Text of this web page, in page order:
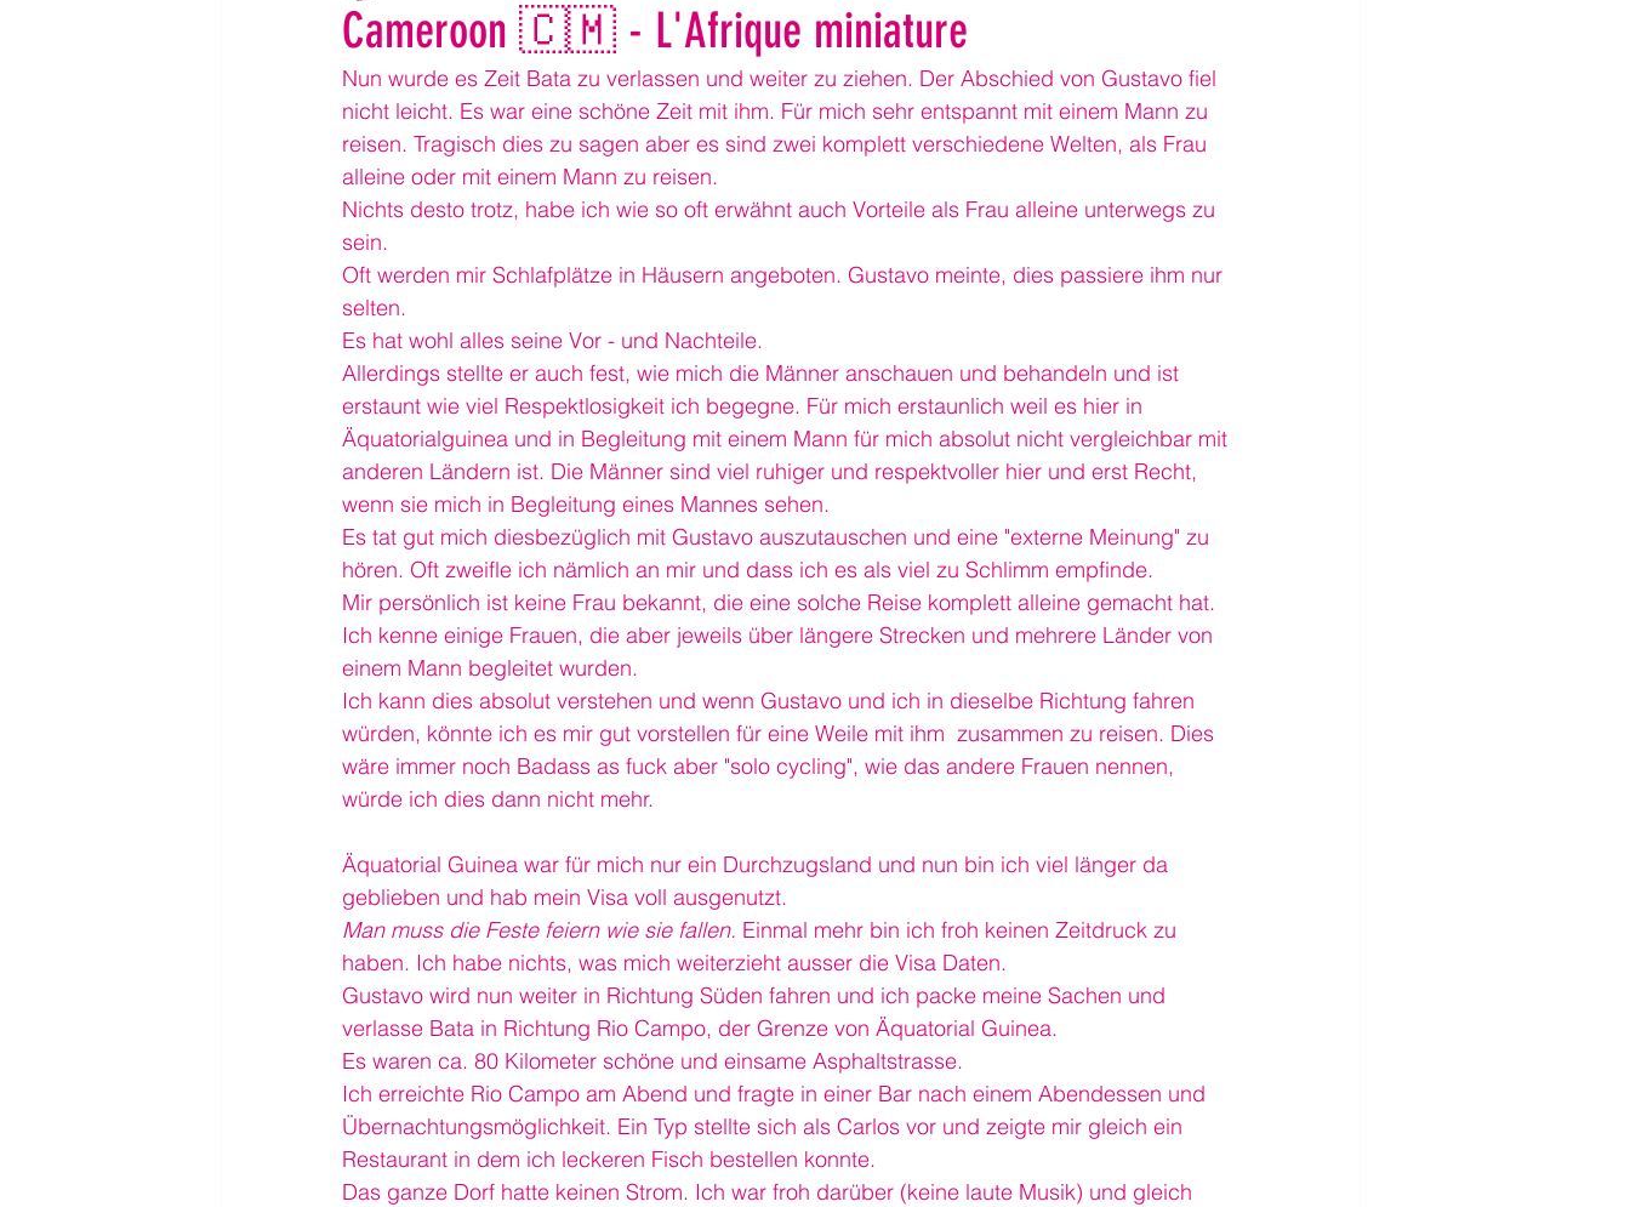
Cameroon 🇨🇲 - L'Afrique miniature
Nun wurde es Zeit Bata zu verlassen und weiter zu ziehen. Der Abschied von Gustavo fiel
nicht leicht. Es war eine schöne Zeit mit ihm. Für mich sehr entspannt mit einem Mann zu
reisen. Tragisch dies zu sagen aber es sind zwei komplett verschiedene Welten, als Frau
alleine oder mit einem Mann zu reisen.
Nichts desto trotz, habe ich wie so oft erwähnt auch Vorteile als Frau alleine unterwegs zu
sein.
Oft werden mir Schlafplätze in Häusern angeboten. Gustavo meinte, dies passiere ihm nur
selten.
Es hat wohl alles seine Vor - und Nachteile.
Allerdings stellte er auch fest, wie mich die Männer anschauen und behandeln und ist
erstaunt wie viel Respektlosigkeit ich begegne. Für mich erstaunlich weil es hier in
Äquatorialguinea und in Begleitung mit einem Mann für mich absolut nicht vergleichbar mit
anderen Ländern ist. Die Männer sind viel ruhiger und respektvoller hier und erst Recht,
wenn sie mich in Begleitung eines Mannes sehen.
Es tat gut mich diesbezüglich mit Gustavo auszutauschen und eine "externe Meinung" zu
hören. Oft zweifle ich nämlich an mir und dass ich es als viel zu Schlimm empfinde.
Mir persönlich ist keine Frau bekannt, die eine solche Reise komplett alleine gemacht hat.
Ich kenne einige Frauen, die aber jeweils über längere Strecken und mehrere Länder von
einem Mann begleitet wurden.
Ich kann dies absolut verstehen und wenn Gustavo und ich in dieselbe Richtung fahren
würden, könnte ich es mir gut vorstellen für eine Weile mit ihm  zusammen zu reisen. Dies
wäre immer noch Badass as fuck aber "solo cycling", wie das andere Frauen nennen,
würde ich dies dann nicht mehr.
Äquatorial Guinea war für mich nur ein Durchzugsland und nun bin ich viel länger da
geblieben und hab mein Visa voll ausgenutzt.
Man muss die Feste feiern wie sie fallen. Einmal mehr bin ich froh keinen Zeitdruck zu
haben. Ich habe nichts, was mich weiterzieht ausser die Visa Daten.
Gustavo wird nun weiter in Richtung Süden fahren und ich packe meine Sachen und
verlasse Bata in Richtung Rio Campo, der Grenze von Äquatorial Guinea.
Es waren ca. 80 Kilometer schöne und einsame Asphaltstrasse.
Ich erreichte Rio Campo am Abend und fragte in einer Bar nach einem Abendessen und
Übernachtungsmöglichkeit. Ein Typ stellte sich als Carlos vor und zeigte mir gleich ein
Restaurant in dem ich leckeren Fisch bestellen konnte.
Das ganze Dorf hatte keinen Strom. Ich war froh darüber (keine laute Musik) und gleich